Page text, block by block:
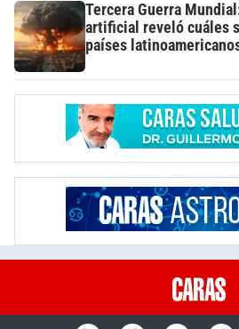
Tercera Guerra
artificial reveló cuáles
países